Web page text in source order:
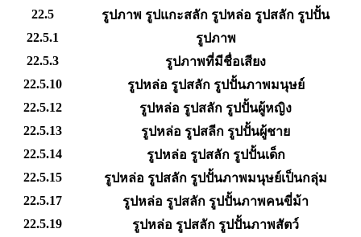
22.5
รูปภาพ รูปแกะสลัก รูปหล่อ รูปสลัก รูปปั้น
22.5.1
รูปภาพ
22.5.3
รูปภาพที่มีชื่อเสียง
22.5.10
รูปหล่อ รูปสลัก รูปปั้นภาพมนุษย์
22.5.12
รูปหล่อ รูปสลัก รูปปั้นผู้หญิง
22.5.13
รูปหล่อ รูปสลีก รูปปั้นผู้ชาย
22.5.14
รูปหล่อ รูปสลัก รูปปั้นเด็ก
22.5.15
รูปหล่อ รูปสลัก รูปปั้นภาพมนุษย์เป็นกลุ่ม
22.5.17
รูปหล่อ รูปสลัก รูปปั้นภาพคนขี่ม้า
22.5.19
รูปหล่อ รูปสลัก รูปปั้นภาพสัตว์